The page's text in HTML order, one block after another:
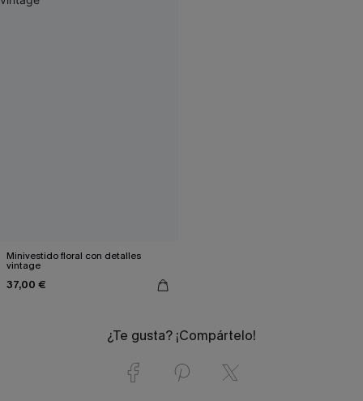
Minivestido floral con detalles
vintage
37,00 €
¿Te gusta? ¡Compártelo!